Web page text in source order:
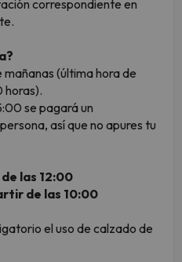
correspondiente en
(última hora de
horas).
se pagará un
así que no apures tu
las 12:00
de las 10:00
el uso de calzado de